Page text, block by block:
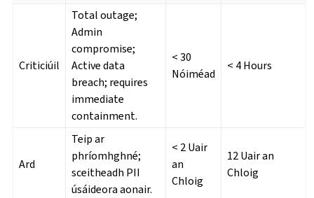
Criticiúil
Total outage;
Admin
compromise;
Active data
breach; requires
immediate
containment.
< 30
Nóiméad
< 4 Hours
Ard
Teip ar
phríomhghné;
sceitheadh PII
úsáideora aonair.
< 2 Uair
an
Chloig
12 Uair an
Chloig